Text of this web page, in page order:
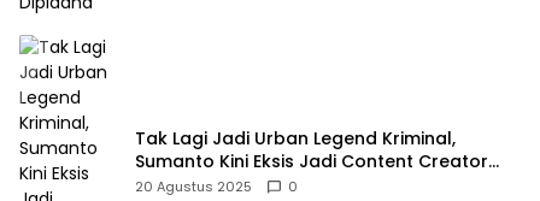
Tak Lagi Jadi Urban Legend Kriminal,
Sumanto Kini Eksis Jadi Content Creator
Mukbang
20 Agustus 2025 0